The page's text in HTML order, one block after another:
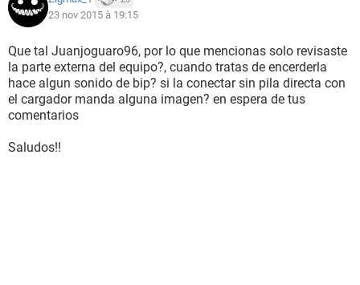
23 nov 2015 à 19:15
Que tal Juanjoguaro96, por lo que mencionas solo revisaste
la parte externa del equipo?, cuando tratas de encerderla
hace algun sonido de bip? si la conectar sin pila directa con
el cargador manda alguna imagen? en espera de tus
comentarios
Saludos!!